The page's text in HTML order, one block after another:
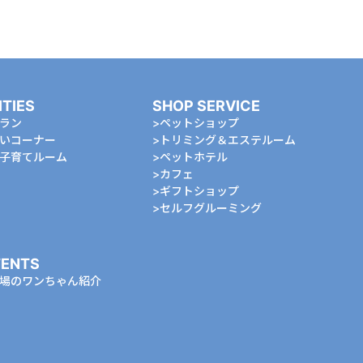
ン
コーナー
育てルーム
SHOP SERVICE
ペットショップ
トリミング＆エステルーム
ペットホテル
カフェ
ギフトショップ
セルフグルーミング
のワンちゃん紹介